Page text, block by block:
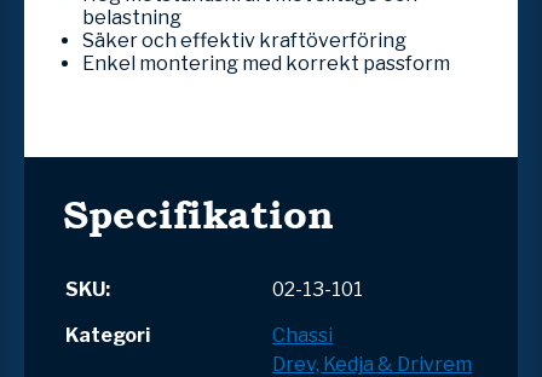
belastning
Säker och effektiv kraftöverföring
Enkel montering med korrekt passform
Specifikation
SKU:
02-13-101
Kategori
Chassi
Drev, Kedja & Drivrem